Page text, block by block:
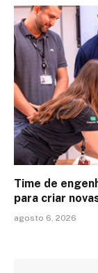
Time de
para criar
agosto 6, 2026